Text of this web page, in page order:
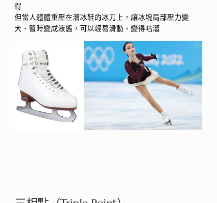
得
但當人體體重壓在溜冰鞋的冰刀上，讓冰塊局部壓力變
大、暫時變成液態，可以輕易滑動、變得咕溜